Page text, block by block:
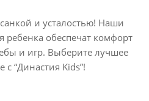
и усталостью! Наши
ребенка обеспечат комфорт
и игр. Выберите лучшее
с “Династия Kids”!